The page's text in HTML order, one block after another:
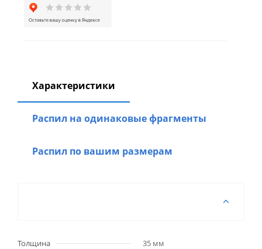
Характеристики
Распил на одинаковые фрагменты
Распил по вашим размерам
Толщина
35 мм